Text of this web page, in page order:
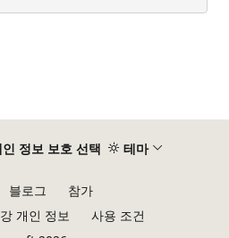
정보 보호 선택 테마
블로그
참가
개인 정보
사용 조건